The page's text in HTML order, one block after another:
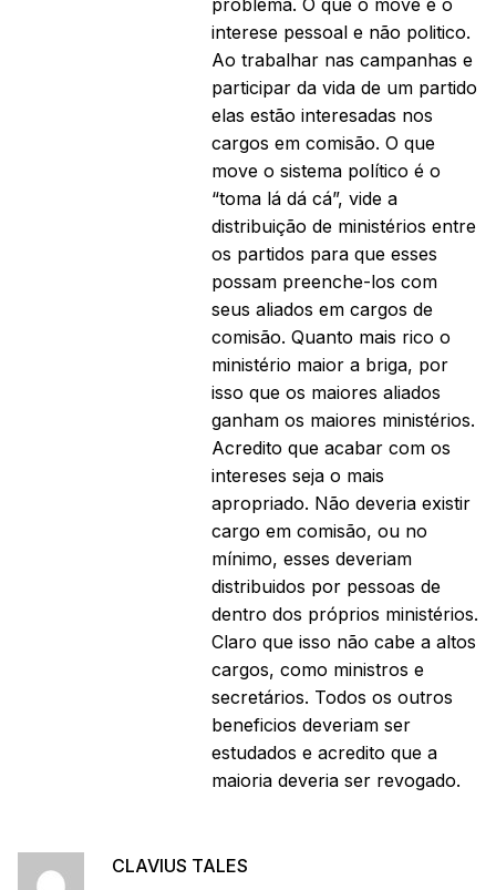
interese pessoal e não politico.
Ao trabalhar nas campanhas e
participar da vida de um partido
elas estão interesadas nos
cargos em comisão. O que
move o sistema político é o
“toma lá dá cá”, vide a
distribuição de ministérios entre
os partidos para que esses
possam preenche-los com
seus aliados em cargos de
comisão. Quanto mais rico o
ministério maior a briga, por
isso que os maiores aliados
ganham os maiores ministérios.
Acredito que acabar com os
intereses seja o mais
apropriado. Não deveria existir
cargo em comisão, ou no
mínimo, esses deveriam
distribuidos por pessoas de
dentro dos próprios ministérios.
Claro que isso não cabe a altos
cargos, como ministros e
secretários. Todos os outros
beneficios deveriam ser
estudados e acredito que a
maioria deveria ser revogado.
CLAVIUS TALES